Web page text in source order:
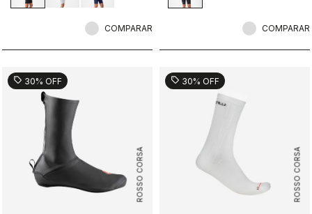
COMPARAR COMPARAR
ROSSO CORSA
sell 30% OFF
ROSSO CORSA
sell 30% OFF